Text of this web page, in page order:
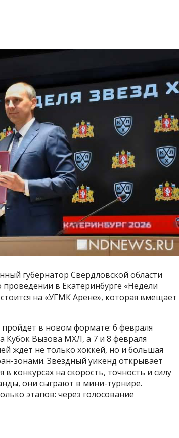
губернатор Свердловской области
в Екатеринбурге «Недели
на «УГМК Арене», которая вмещает
пройдет в новом формате: 6 февраля
Кубок Вызова МХЛ, а 7 и 8 февраля
ждет не только хоккей, но и большая
зонами. Звездный уикенд открывает
конкурсах на скорость, точность и силу
они сыграют в мини-турнире.
этапов: через голосование